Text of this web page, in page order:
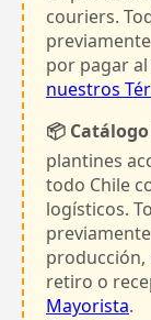
couriers.
por pagar
nuestros
📦
plantines
todo Chile
logísticos.
producción,
retiro o
Mayorista.